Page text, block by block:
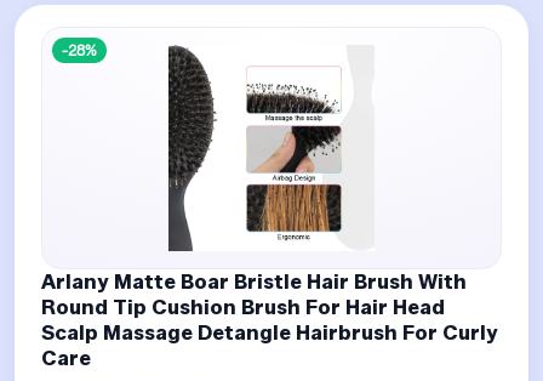
-28%
Arlany Matte Boar Bristle Hair Brush With
Round Tip Cushion Brush For Hair Head
Scalp Massage Detangle Hairbrush For Curly
Care